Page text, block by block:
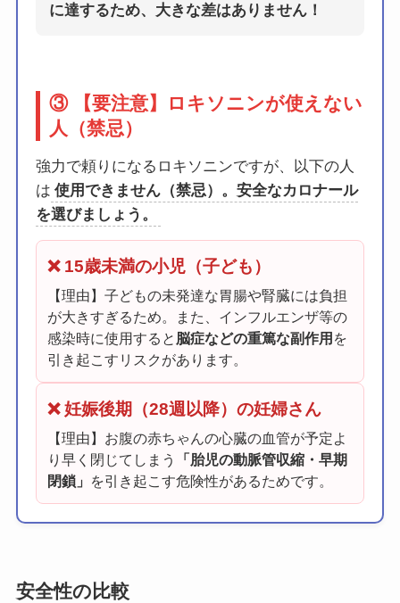
に達するため、大きな差はありません！
③ 【要注意】ロキソニンが使えない
人（禁忌）
強力で頼りになるロキソニンですが、以下の人
は 使用できません（禁忌）。安全なカロナール
を選びましょう。
❌ 15歳未満の小児（子ども）
【理由】子どもの未発達な胃腸や腎臓には負担
が大きすぎるため。また、インフルエンザ等の
感染時に使用すると 脳症などの重篤な副作用 を
引き起こすリスクがあります。
❌ 妊娠後期（28週以降）の妊婦さん
【理由】お腹の赤ちゃんの心臓の血管が予定よ
り早く閉じてしまう
「胎児の動脈管収縮・早期
閉鎖」
を引き起こす危険性があるためです。
安全性の比較